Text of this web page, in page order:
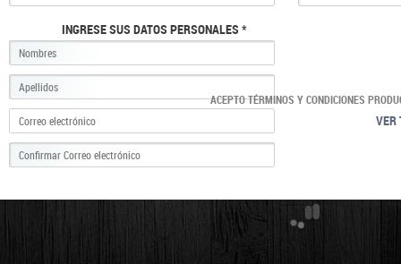
INGRESE SUS DATOS PERSONALES *
ACEPTO TÉRMINOS Y CONDICIONES
VER